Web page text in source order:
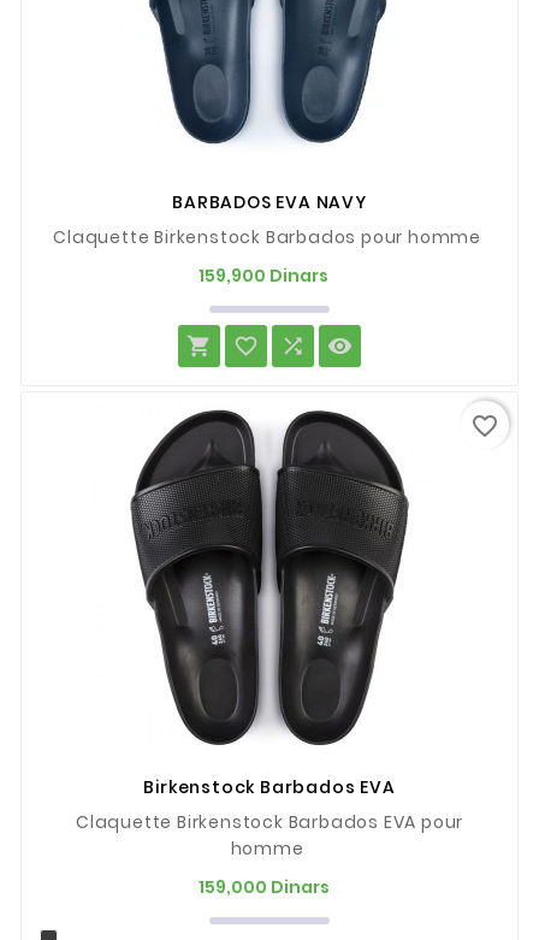
BARBADOS EVA NAVY
Claquette Birkenstock Barbados pour homme
159,900 Dinars
   
Birkenstock Barbados EVA
Claquette Birkenstock Barbados EVA pour
homme
159,000 Dinars
favorite_border